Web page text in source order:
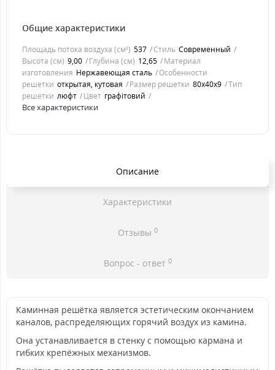
Общие характеристики
Площадь потока воздуха (см²) 537 Стиль Современный
Высота (см) 9,00 Глубина (см) 12,65
Материал
изготовления Нержавеющая сталь
Особенности
решетки открытая, кутовая Размер решетки 80x40x9
Тип
решетки люфт Цвет графітовий
Все характеристики
Описание
Характеристики
Отзывы 0
Вопрос - ответ 0
Каминная решётка является эстетическим окончанием
каналов, распределяющих горячий воздух из камина.
Она устанавливается в стенку с помощью кармана и
гибких крепёжных механизмов.